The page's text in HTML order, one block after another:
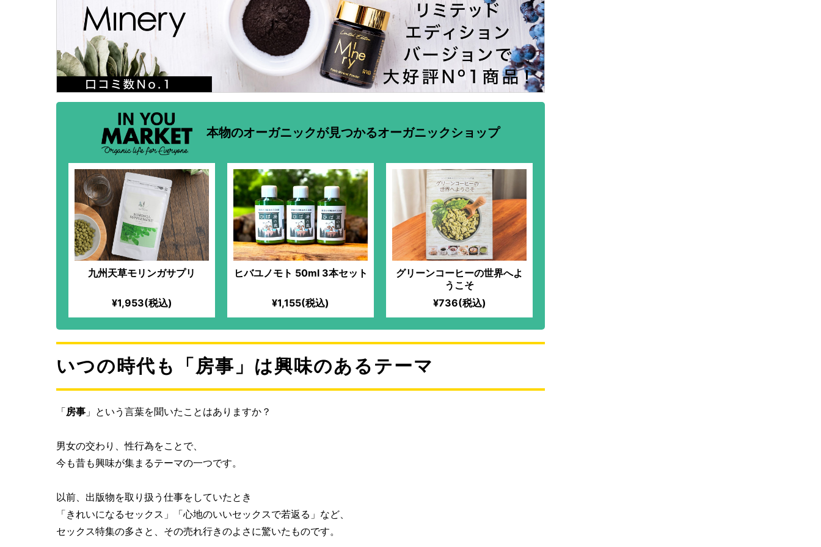
本物のオーガニックが見つかるオーガニックショップ
九州天草モリンガサプリ
¥1,953(税込)
ヒバユノモト 50ml 3本セット
¥1,155(税込)
グリーンコーヒーの世界へよ
うこそ
¥736(税込)
いつの時代も「房事」は興味のあるテーマ
「房事 」という言葉を聞いたことはありますか？
男女の交わり、性行為をことで、
今も昔も興味が集まるテーマの一つです。
以前、出版物を取り扱う仕事をしていたとき
「きれいになるセックス」「心地のいいセックスで若返る」など、
セックス特集の多さと、その売れ行きのよさに驚いたものです。